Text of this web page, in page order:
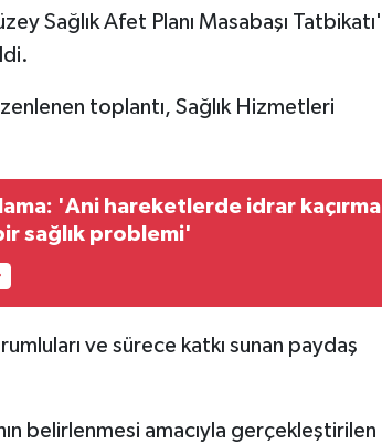
Sağlık Afet Planı Masabaşı Tatbikatı'
toplantı, Sağlık Hizmetleri
'Ani hareketlerde idrar kaçırma
sağlık problemi'
ve sürece katkı sunan paydaş
belirlenmesi amacıyla gerçekleştirilen